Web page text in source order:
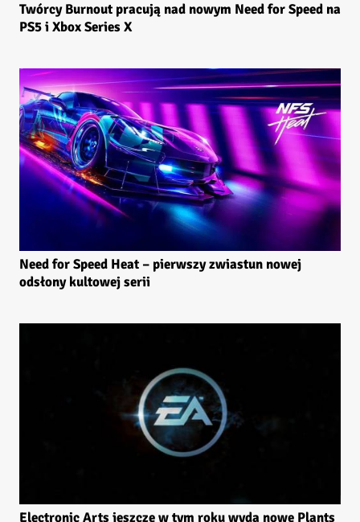
Twórcy Burnout pracują nad nowym Need for Speed na
PS5 i Xbox Series X
Need for Speed Heat – pierwszy zwiastun nowej
odsłony kultowej serii
Electronic Arts jeszcze w tym roku wyda nowe Plants